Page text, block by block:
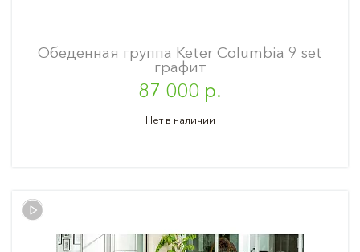
Обеденная группа Keter Columbia 9 set
графит
87 000 р.
Нет в наличии